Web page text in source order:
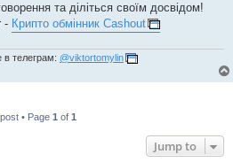
та діліться своїм досвідом!
- Крипто обмінник Cashout
телеграм: @viktortomylin
• Page 1 of 1
Jump to